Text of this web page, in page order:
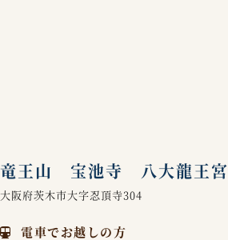
竜王山 宝池寺 八大龍王宮
大阪府茨木市大字忍頂寺304
電車でお越しの方